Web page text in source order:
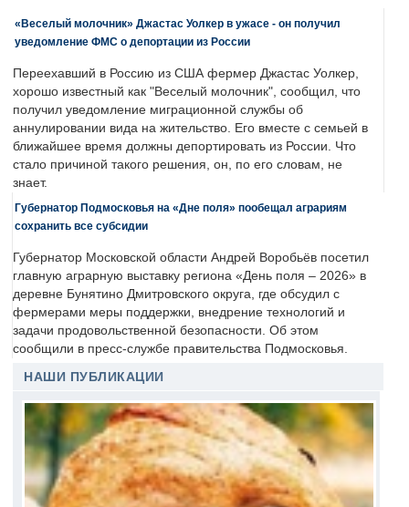
«Веселый молочник» Джастас Уолкер в ужасе - он получил
уведомление ФМС о депортации из России
Переехавший в Россию из США фермер Джастас Уолкер,
хорошо известный как "Веселый молочник", сообщил, что
получил уведомление миграционной службы об
аннулировании вида на жительство. Его вместе с семьей в
ближайшее время должны депортировать из России. Что
стало причиной такого решения, он, по его словам, не
знает.
Губернатор Подмосковья на «Дне поля» пообещал аграриям
сохранить все субсидии
Губернатор Московской области Андрей Воробьёв посетил
главную аграрную выставку региона «День поля – 2026» в
деревне Бунятино Дмитровского округа, где обсудил с
фермерами меры поддержки, внедрение технологий и
задачи продовольственной безопасности. Об этом
сообщили в пресс-службе правительства Подмосковья.
НАШИ ПУБЛИКАЦИИ